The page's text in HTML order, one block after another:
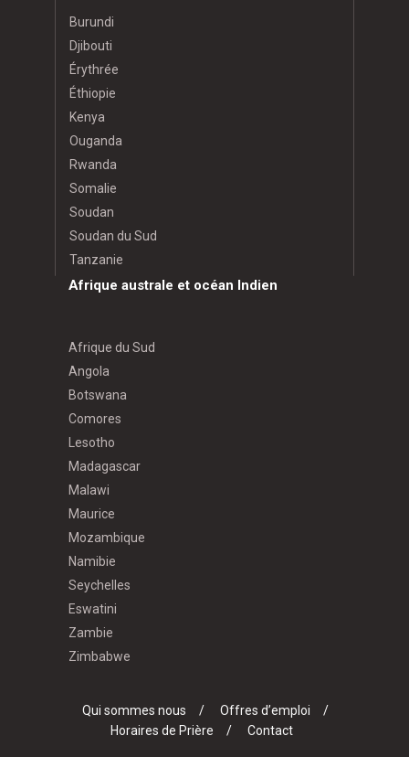
Burundi
Djibouti
Érythrée
Éthiopie
Kenya
Ouganda
Rwanda
Somalie
Soudan
Soudan du Sud
Tanzanie
Afrique australe et océan Indien
Afrique du Sud
Angola
Botswana
Comores
Lesotho
Madagascar
Malawi
Maurice
Mozambique
Namibie
Seychelles
Eswatini
Zambie
Zimbabwe
Qui sommes nous
Offres d’emploi
Horaires de Prière
Contact